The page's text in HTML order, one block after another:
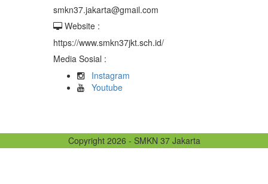
smkn37.jakarta@gmail.com
Website :
https://www.smkn37jkt.sch.id/
Media Sosial :
Instagram
Youtube
Copyright 2026 - SMKN 37 Jakarta